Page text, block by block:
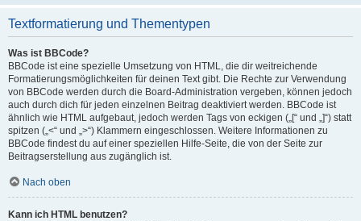
Textformatierung und Thementypen
Was ist BBCode?
BBCode ist eine spezielle Umsetzung von HTML, die dir weitreichende
Formatierungsmöglichkeiten für deinen Text gibt. Die Rechte zur Verwendung
von BBCode werden durch die Board-Administration vergeben, können jedoch
auch durch dich für jeden einzelnen Beitrag deaktiviert werden. BBCode ist
ähnlich wie HTML aufgebaut, jedoch werden Tags von eckigen („[“ und „]“) statt
spitzen („<“ und „>“) Klammern eingeschlossen. Weitere Informationen zu
BBCode findest du auf einer speziellen Hilfe-Seite, die von der Seite zur
Beitragserstellung aus zugänglich ist.
Nach oben
Kann ich HTML benutzen?